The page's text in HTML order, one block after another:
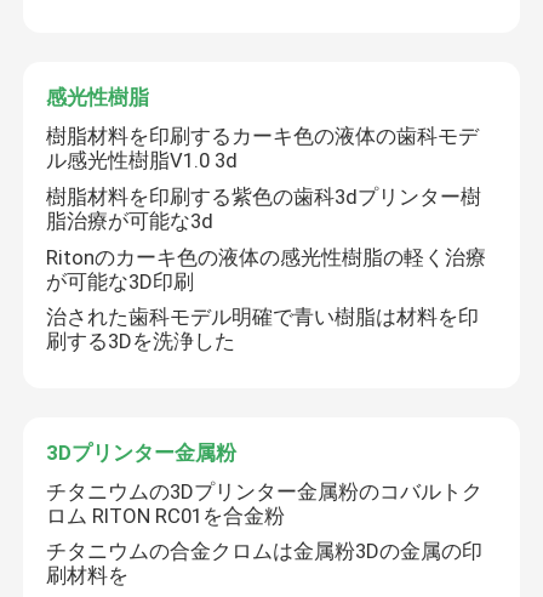
ホーム
製品
感光性樹脂
樹脂材料を印刷するカーキ色の液体の歯科モデ
ル感光性樹脂V1.0 3d
樹脂材料を印刷する紫色の歯科3dプリンター樹
脂治療が可能な3d
Ritonのカーキ色の液体の感光性樹脂の軽く治療
が可能な3D印刷
治された歯科モデル明確で青い樹脂は材料を印
刷する3Dを洗浄した
3Dプリンター金属粉
チタニウムの3Dプリンター金属粉のコバルトク
ロム RITON RC01を合金粉
チタニウムの合金クロムは金属粉3Dの金属の印
刷材料を